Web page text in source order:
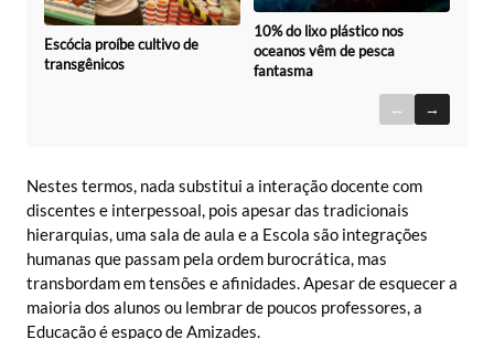
Escócia proíbe cultivo de
transgênicos
10% do lixo plástico nos
oceanos vêm de pesca
fantasma
← →
Nestes termos, nada substitui a interação docente com
discentes e interpessoal, pois apesar das tradicionais
hierarquias, uma sala de aula e a Escola são integrações
humanas que passam pela ordem burocrática, mas
transbordam em tensões e afinidades. Apesar de esquecer a
maioria dos alunos ou lembrar de poucos professores, a
Educação é espaço de Amizades.